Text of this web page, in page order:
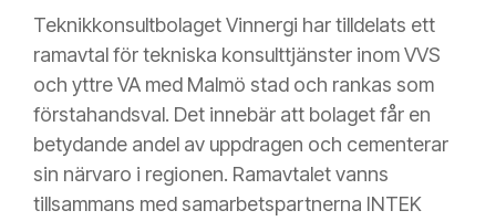
Teknikkonsultbolaget Vinnergi har tilldelats ett
ramavtal för tekniska konsulttjänster inom VVS
och yttre VA med Malmö stad och rankas som
förstahandsval. Det innebär att bolaget får en
betydande andel av uppdragen och cementerar
sin närvaro i regionen. Ramavtalet vanns
tillsammans med samarbetspartnerna INTEK